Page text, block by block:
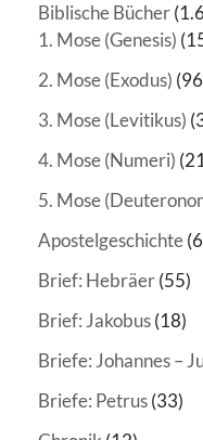
Biblische Bücher
1. Mose (Genesis)
2. Mose (Exodus)
3. Mose (Levitikus)
4. Mose (Numeri)
5. Mose
Apostelgeschichte
Brief: Hebräer(55)
Brief: Jakobus(18)
Briefe: Johannes –
Briefe: Petrus(33)